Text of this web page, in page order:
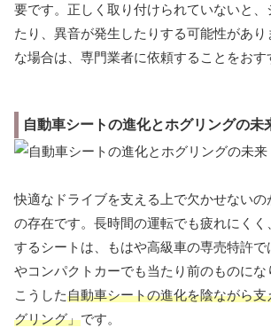
要です。正しく取り付けられていないと、
たり、異音が発生したりする可能性があり
な場合は、専門業者に依頼することをおす
自動車シートの進化とホグリングの未
快適なドライブを支える上で欠かせないの
の存在です。長時間の運転でも疲れにくく
するシートは、もはや高級車の専売特許
やコンパクトカーでも当たり前のものにな
こうした自動車シートの進化を陰ながら
グリング」です。